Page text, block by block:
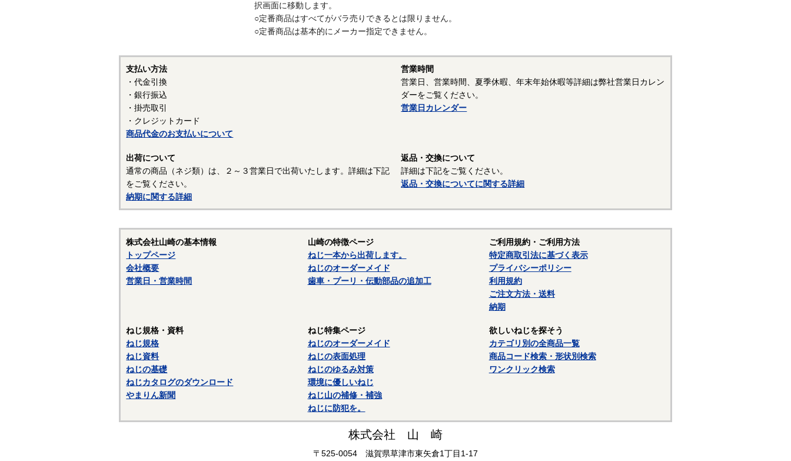
択画面に移動します。
○定番商品はすべてがバラ売りできるとは限りません。
○定番商品は基本的にメーカー指定できません。
支払い方法
・代金引換
・銀行振込
・掛売取引
・クレジットカード
商品代金のお支払いについて
営業時間
営業日、営業時間、夏季休暇、年末年始休暇等詳細は弊社営業日カレン
ダーをご覧ください。
営業日カレンダー
出荷について
通常の商品（ネジ類）は、２～３営業日で出荷いたします。詳細は下記
をご覧ください。
納期に関する詳細
返品・交換について
詳細は下記をご覧ください。
返品・交換についてに関する詳細
株式会社山崎の基本情報
トップページ
会社概要
営業日・営業時間
山崎の特徴ページ
ねじ一本から出荷します。
ねじのオーダーメイド
歯車・プーリ・伝動部品の追加工
ご利用規約・ご利用方法
特定商取引法に基づく表示
プライバシーポリシー
利用規約
ご注文方法・送料
納期
ねじ規格・資料
ねじ規格
ねじ資料
ねじの基礎
ねじカタログのダウンロード
やまりん新聞
ねじ特集ページ
ねじのオーダーメイド
ねじの表面処理
ねじのゆるみ対策
環境に優しいねじ
ねじ山の補修・補強
ねじに防犯を。
欲しいねじを探そう
カテゴリ別の全商品一覧
商品コード検索・形状別検索
ワンクリック検索
株式会社 山 崎
〒525-0054 滋賀県草津市東矢倉1丁目1-17